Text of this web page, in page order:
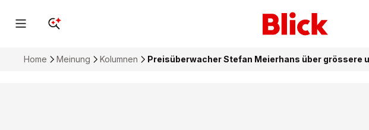
Home Meinung Kolumnen Preisüberwacher Stefan Meierhans über grössere